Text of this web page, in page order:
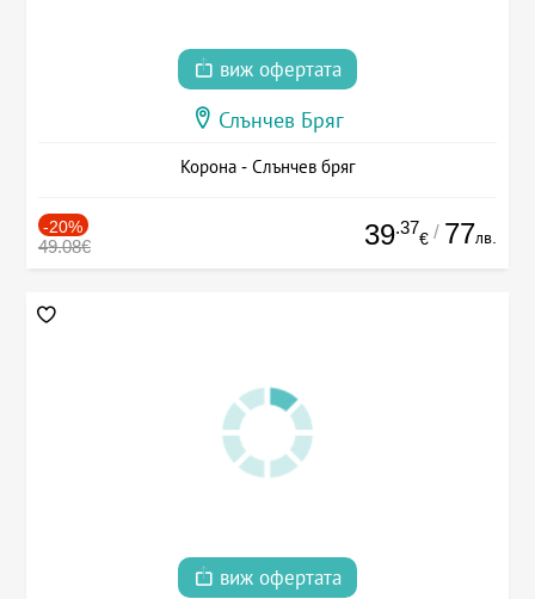
виж офертата
Слънчев Бряг
Корона - Слънчев бряг
-20%
49.08€ 39.37
€ / 77лв.
виж офертата